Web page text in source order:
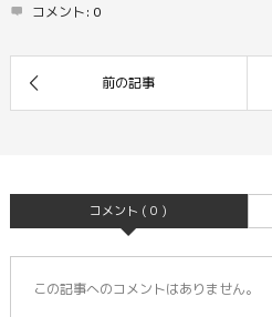
コメント: 0
コメント ( 0 )
この記事へのコメントはありません。